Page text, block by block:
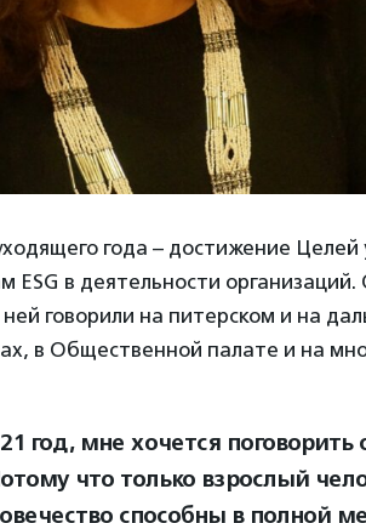
года – достижение Целей
ESG в деятельности
ней говорили на питерском и на
в Общественной палате и на
год, мне хочется
что только взрослый
способны в полной